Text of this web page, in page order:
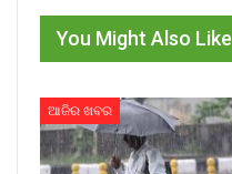
You Might Also Like
ଆଜିର ଖବର